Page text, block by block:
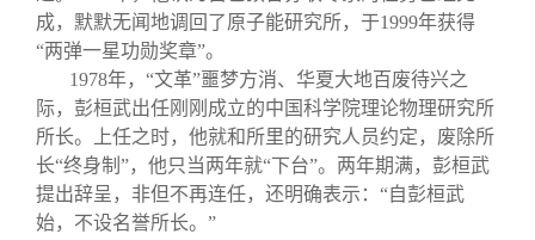
成，默默无闻地调回了原子能研究所，于1999年获得
“两弹一星功勋奖章”。
1978年，“文革”噩梦方消、华夏大地百废待兴之
际，彭桓武出任刚刚成立的中国科学院理论物理研究所
所长。上任之时，他就和所里的研究人员约定，废除所
长“终身制”，他只当两年就“下台”。两年期满，彭桓武
提出辞呈，非但不再连任，还明确表示：“自彭桓武
始，不设名誉所长。”